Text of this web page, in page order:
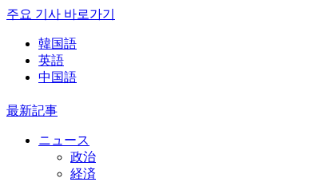
주요 기사 바로가기
韓国語
英語
中国語
最新記事
ニュース
政治
経済